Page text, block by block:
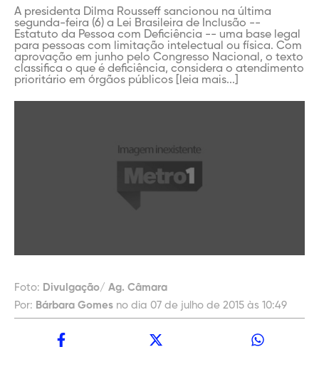
A presidenta Dilma Rousseff sancionou na última
segunda-feira (6) a Lei Brasileira de Inclusão --
Estatuto da Pessoa com Deficiência -- uma base legal
para pessoas com limitação intelectual ou física. Com
aprovação em junho pelo Congresso Nacional, o texto
classifica o que é deficiência, considera o atendimento
prioritário em órgãos públicos [leia mais...]
Foto: Divulgação/ Ag. Câmara
Por: Bárbara Gomes no dia 07 de julho de 2015 às 10:49